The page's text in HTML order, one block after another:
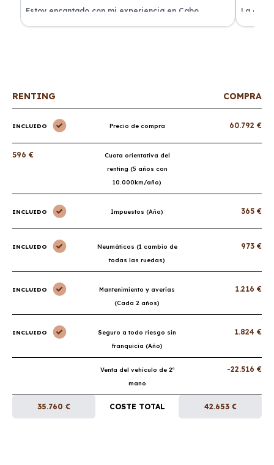
Estoy encantado con mi experiencia en Cabo
Renting. El coche llegó en perfectas condiciones y sin
La
de
RENTING COMPRA
INCLUIDO Precio de compra 60.792 €
596 €
Cuota orientativa del
renting (5 años con
10.000km/año)
INCLUIDO Impuestos (Año) 365 €
INCLUIDO
Neumáticos (1 cambio de
todas las ruedas)
973 €
INCLUIDO
Mantenimiento y averías
(Cada 2 años)
1.216 €
INCLUIDO
Seguro a todo riesgo sin
franquicia (Año)
1.824 €
Venta del vehículo de 2ª
mano
-22.516 €
35.760 € COSTE TOTAL 42.653 €